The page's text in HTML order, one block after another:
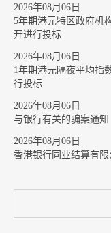
2026年08月06日
5年期港元特区政府机
开进行投标
2026年08月06日
1年期港元隔夜平均指
行投标
2026年08月06日
与银行有关的骗案通知
2026年08月06日
香港银行同业结算有